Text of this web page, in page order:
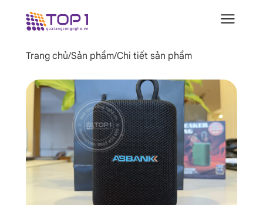
Trang chủ/Sản phẩm/Chi tiết sản phẩm